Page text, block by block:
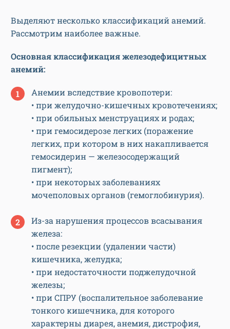
Выделяют несколько классификаций анемий.
Рассмотрим наиболее важные.
Основная классификация железодефицитных
анемий:
Анемии вследствие кровопотери:
• при желудочно-кишечных кровотечениях;
• при обильных менструациях и родах;
• при гемосидерозе легких (поражение
легких, при котором в них накапливается
гемосидерин — железосодержащий
пигмент);
• при некоторых заболеваниях
мочеполовых органов (гемоглобинурия).
Из-за нарушения процессов всасывания
железа:
• после резекции (удалении части)
кишечника, желудка;
• при недостаточности поджелудочной
железы;
• при СПРУ (воспалительное заболевание
тонкого кишечника, для которого
характерны диарея, анемия, дистрофия,